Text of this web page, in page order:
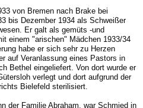
von Bremen nach Brake bei
bis Dezember 1934 als Schweißer
Er galt als gemüts -und
einem "arischen" Mädchen 1933/34
habe er sich sehr zu Herzen
auf Veranlassung eines Pastors in
Bethel eingeliefert. Von dort wurde er
verlegt und dort aufgrund der
Bielefeld sterilisiert.
der Familie Abraham, war Schmied in